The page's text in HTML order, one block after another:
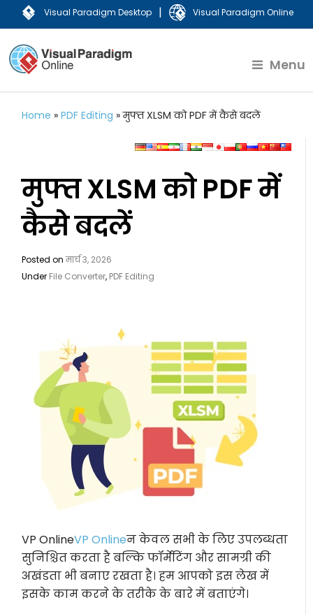
Visual Paradigm Desktop | Visual Paradigm Online
Menu
Home »PDF Editing »मुफ्त XLSM को PDF में कैसे बदलें
मुफ्त XLSM को PDF में
कैसे बदलें
Posted onमार्च 3, 2026
Under File Converter, PDF Editing
VP OnlineVP Onlineन केवल सभी के लिए उपलब्धता
सुनिश्चित करता है बल्कि फॉर्मेटिंग और सामग्री की
अखंडता भी बनाए रखता है। हम आपको इस लेख में
इसके काम करने के तरीके के बारे में बताएंगे।